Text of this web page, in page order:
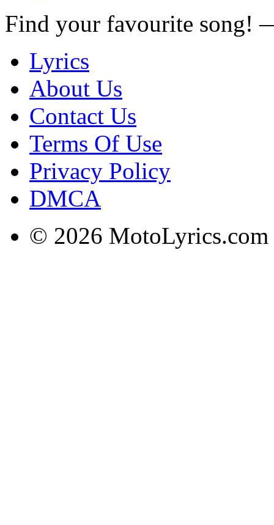
Find your favourite song!
Lyrics
About Us
Contact Us
Terms Of Use
Privacy Policy
DMCA
© 2026 MotoLyrics.com